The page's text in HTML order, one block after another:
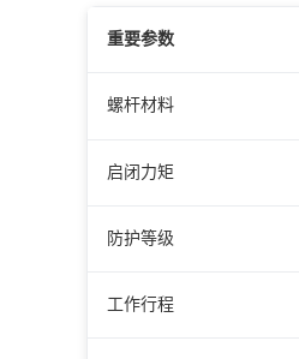
重要参数
螺杆材料
启闭力矩
防护等级
工作行程